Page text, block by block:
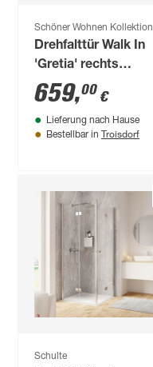
Schöner Wohnen Kollektion
Drehfalttür Walk In
'Gretia' rechts
chromfarben 90 x
200 cm
659,00 €
Lieferung nach Hause
Bestellbar in Troisdorf
Schulte